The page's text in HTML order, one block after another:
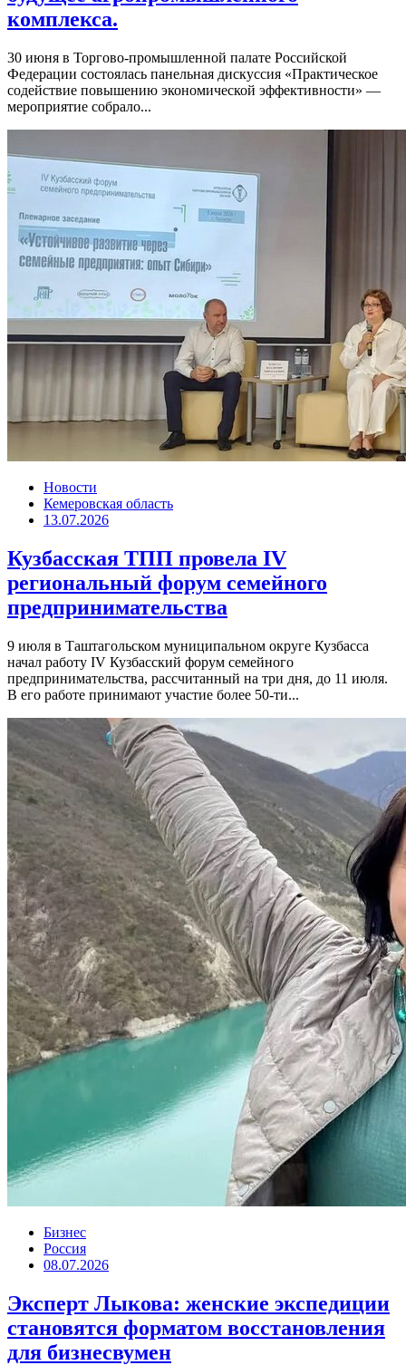
комплекса.
30 июня в Торгово-промышленной палате Российской
Федерации состоялась панельная дискуссия «Практическое
содействие повышению экономической эффективности» —
мероприятие собрало...
Новости
Кемеровская область
13.07.2026
Кузбасская ТПП провела IV
региональный форум семейного
предпринимательства
9 июля в Таштагольском муниципальном округе Кузбасса
начал работу IV Кузбасский форум семейного
предпринимательства, рассчитанный на три дня, до 11 июля.
В его работе принимают участие более 50-ти...
Бизнес
Россия
08.07.2026
Эксперт Лыкова: женские экспедиции
становятся форматом восстановления
для бизнесвумен